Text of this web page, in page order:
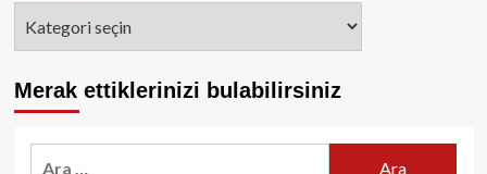
Merak ettiklerinizi bulabilirsiniz